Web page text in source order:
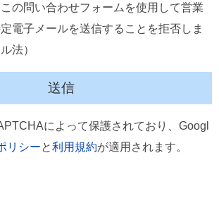
の問い合わせフォームを使用して営業
電子メールを送信することを拒否しま
法）
によって保護されており、Googl
リシーと利用規約が適用されます。